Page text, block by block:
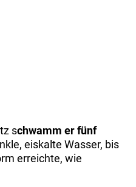
schwamm er fünf
eiskalte Wasser, bis
erreichte, wie